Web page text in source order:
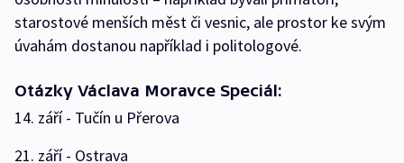
starostové menších měst či vesnic, ale prostor ke svým
úvahám dostanou například i politologové.
Otázky Václava Moravce Speciál:
14. září - Tučín u Přerova
21. září - Ostrava